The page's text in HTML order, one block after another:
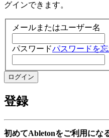
グインできます。
メールまたはユーザー名
パスワードパスワードを
登録
初めてAbletonをご利用にな